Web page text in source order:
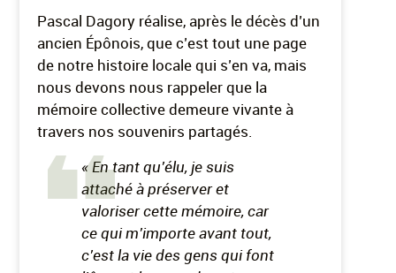
Pascal Dagory réalise, après le décès d’un
ancien Épônois, que c’est tout une page
de notre histoire locale qui s’en va, mais
nous devons nous rappeler que la
mémoire collective demeure vivante à
travers nos souvenirs partagés.
« En tant qu’élu, je suis
attaché à préserver et
valoriser cette mémoire, car
ce qui m’importe avant tout,
c’est la vie des gens qui font